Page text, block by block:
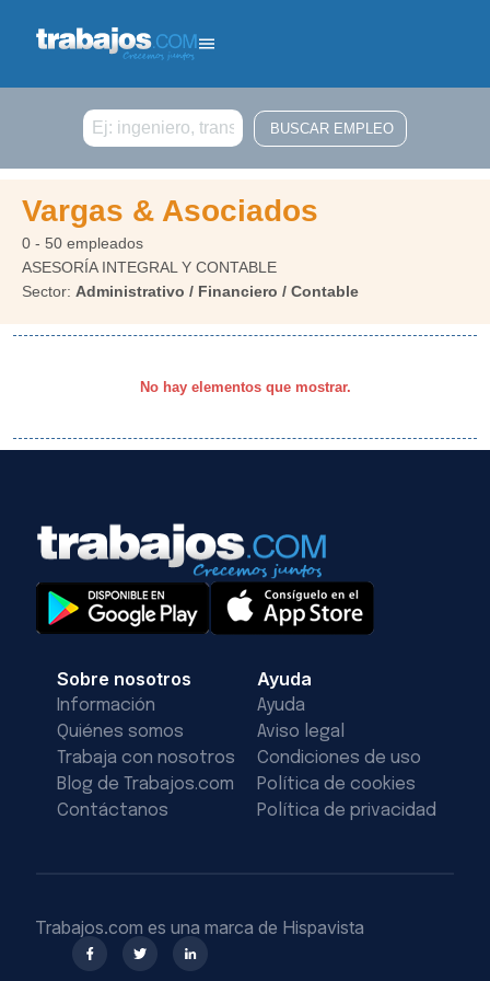
Buscar
Vargas & Asociados
0 - 50 empleados
ASESORÍA INTEGRAL Y CONTABLE
Sector: Administrativo / Financiero / Contable
No hay elementos que mostrar.
Sobre nosotros
Información
Quiénes somos
Trabaja con nosotros
Blog de Trabajos.com
Contáctanos
Ayuda
Ayuda
Aviso legal
Condiciones de uso
Política de cookies
Política de privacidad
Trabajos.com es una marca de Hispavista